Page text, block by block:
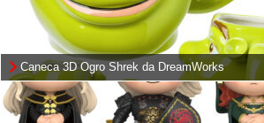
Caneca 3D Ogro Shrek da DreamWorks